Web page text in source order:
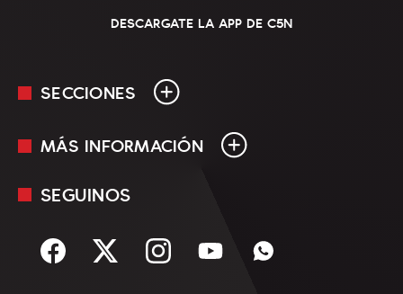
DESCARGATE LA APP DE C5N
SECCIONES
En Vivo
Sociedad
MÁS INFORMACIÓN
Mediakit
Términos y condiciones
SEGUINOS